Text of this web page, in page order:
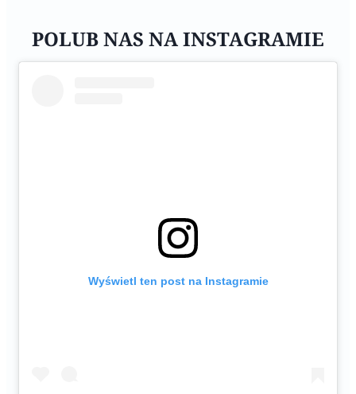
POLUB NAS NA INSTAGRAMIE
Wyświetl ten post na Instagramie